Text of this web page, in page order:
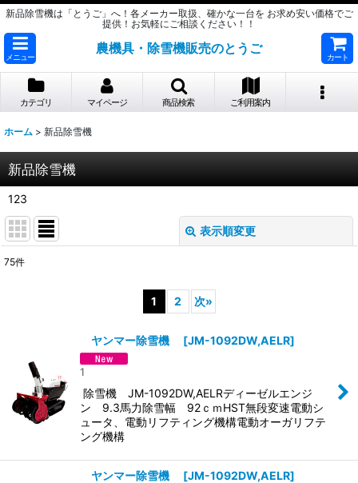
新品除雪機は「とうご」へ！各メーカー取扱、確かな一台を お求め安い価格でご
提供！お気軽にご相談ください！！
メニュー
農機具・除雪機販売のとうご
カート
カテゴリ マイページ 商品検索 ご利用案内
ホーム > 新品除雪機
新品除雪機
123
表示順変更
並び順
絞り込む
75件
1 2 次»
ヤンマー除雪機 [JM-1092DW,AELR]
1
除雪機 JM-1092DW,AELRディーゼルエンジ
ン 9.3馬力除雪幅 92ｃｍHST無段変速電動シ
ュータ、電動リフティング機構電動オーガリフテ
ング機構
ヤンマー除雪機 [JM-1092DW,AELR]